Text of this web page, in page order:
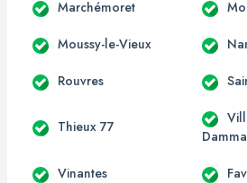
Marchémoret
Moussy-le-Vieux
Rouvres
Thieux 77
Vinantes